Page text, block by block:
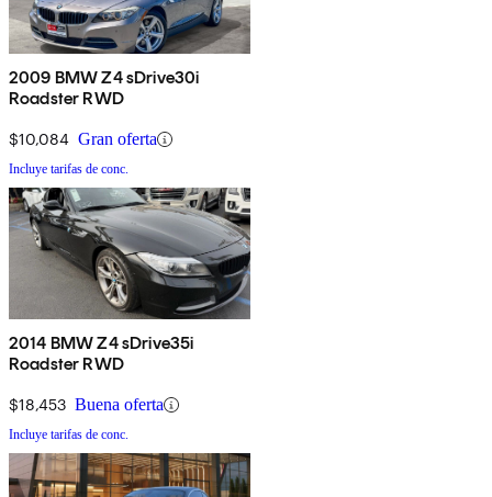
2009 BMW Z4 sDrive30i
Roadster RWD
$10,084 Gran oferta
Incluye tarifas de conc.
2014 BMW Z4 sDrive35i
Roadster RWD
$18,453 Buena oferta
Incluye tarifas de conc.